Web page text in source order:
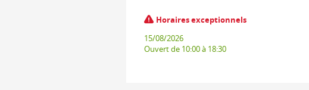
Horaires exceptionnels
15/08/2026
Ouvertde 10:00 à 18:30